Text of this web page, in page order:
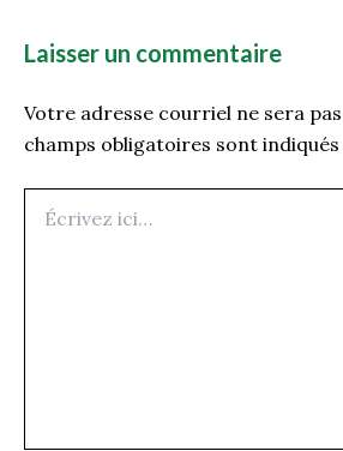
Laisser un commentaire
Votre adresse courriel ne sera pas
champs obligatoires sont indiqués
ici…